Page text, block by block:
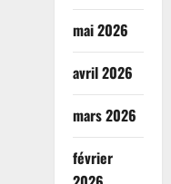
mai 2026
avril 2026
mars 2026
février